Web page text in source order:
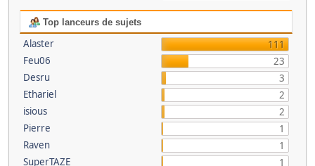
Top lanceurs de sujets
Alaster
111
Feu06
23
Desru
3
Ethariel
2
isious
2
Pierre
1
Raven
1
SuperTAZE
1